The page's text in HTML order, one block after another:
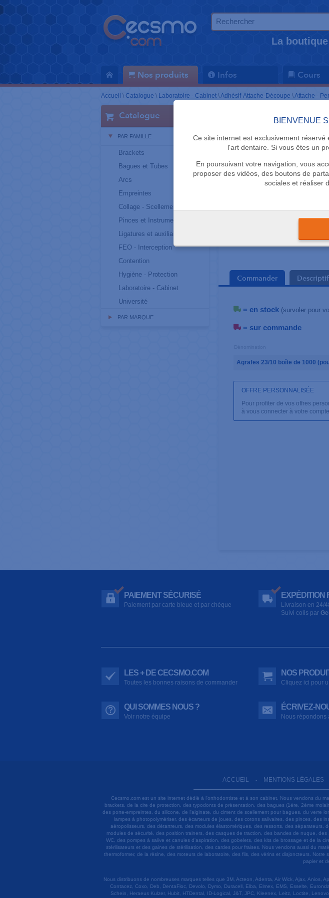
La
Nos produits Infos Cours
BIENVENUE
Ce site internet est exclusivement
l'art dentaire. Si vous êtes un
En poursuivant votre navigation, vous
proposer des vidéos, des boutons de
sociales et réaliser
Accueil \ Catalogue \ Laboratoire - Cabinet \Adhésif-Attache-Découpe \Attache -
Catalogue
PAR FAMILLE
Brackets
Bagues et Tubes
Arcs
Empreintes
Collage - Scellement
Pinces et Instruments
Ligatures et auxiliaires
FEO - Interception
Contention
Hygiène - Protection
Laboratoire - Cabinet
Université
PAR MARQUE
Commander
= en stock (survoler pour
= sur commande
Agrafes 23/10 boîte de 1000
OFFRE PERSONNALISÉE
Pour profiter de vos offres
à vous connecter à votre
PAIEMENT SÉCURISÉ
Paiement par carte bleue et par chèque
EXPÉDITION
Livraison en 24/
Suivi colis par
LES + DE CECSMO.COM
Toutes les bonnes raisons de commander
NOS
Cliquez ici pour
QUI SOMMES NOUS ?
Voir notre équipe
ÉCRIVEZ-
Nous répondons
ACCUEIL - MENTIONS LÉGALES
Cecsmo.com est un site internet dédié à l'orthodontiste et à son cabinet. Nous vendons du
brackets, de la cire de protection, des typodonts de présentation, des bagues (1ère, 2ème
des porte-empreintes, du silicone, de l'alginate, du ciment de scellement pour bagues, du verre
lampes à photopolymériser, des écarteurs de joues, des cotons salivaires, des pinces, des
aéropolisseurs, des détartreurs, des modules élastomériques, des ressorts, des
modules de sécurité, des position trainers, des casques de traction, des bandes de nuque,
WC, des pompes à salive et canules d'aspiration, des gobelets, des kits de brossage et de la
stérilisateurs et des gaines de stérilisation, des cardes pour fraises. Nous vendons aussi du
thermoformer, de la résine, des moteurs de laboratoire, des fils, des vérins et disjoncteurs.
papier et
Nous distribuons de nombreuses marques telles que 3M, Acteon, Adenta, Air Wick, Ajax, Anios,
Contacez, Coxo, Deb, DentaFloc, Devolo, Dymo, Duracell, Elba, Elmex, EMS, Esselte,
Schein, Heraeus Kulzer, Hubit, HTDental, ID-Logical, J&T, JPC, Kleenex, Leitz, Loctite,